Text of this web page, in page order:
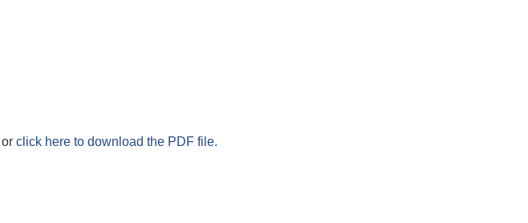
or click here to download the PDF file.